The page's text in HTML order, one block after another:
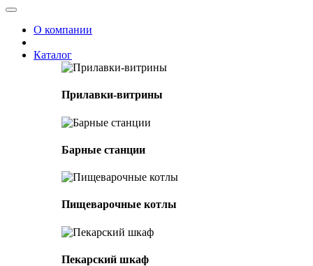
О компании
Каталог
Прилавки-витрины
Барные станции
Пищеварочные котлы
Пекарский шкаф